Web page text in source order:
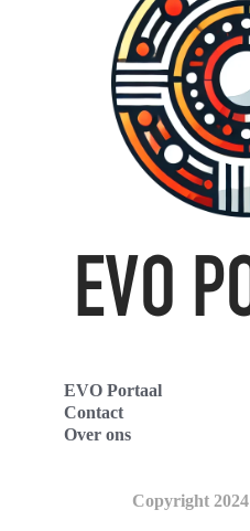
EVO Portaal
Contact
Over ons
Copyright